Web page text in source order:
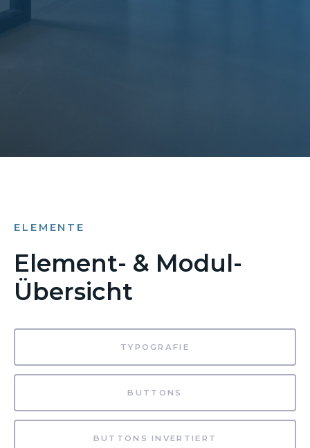
ELEMENTE
Element- & Modul-
Übersicht
TYPOGRAFIE
BUTTONS
BUTTONS INVERTIERT